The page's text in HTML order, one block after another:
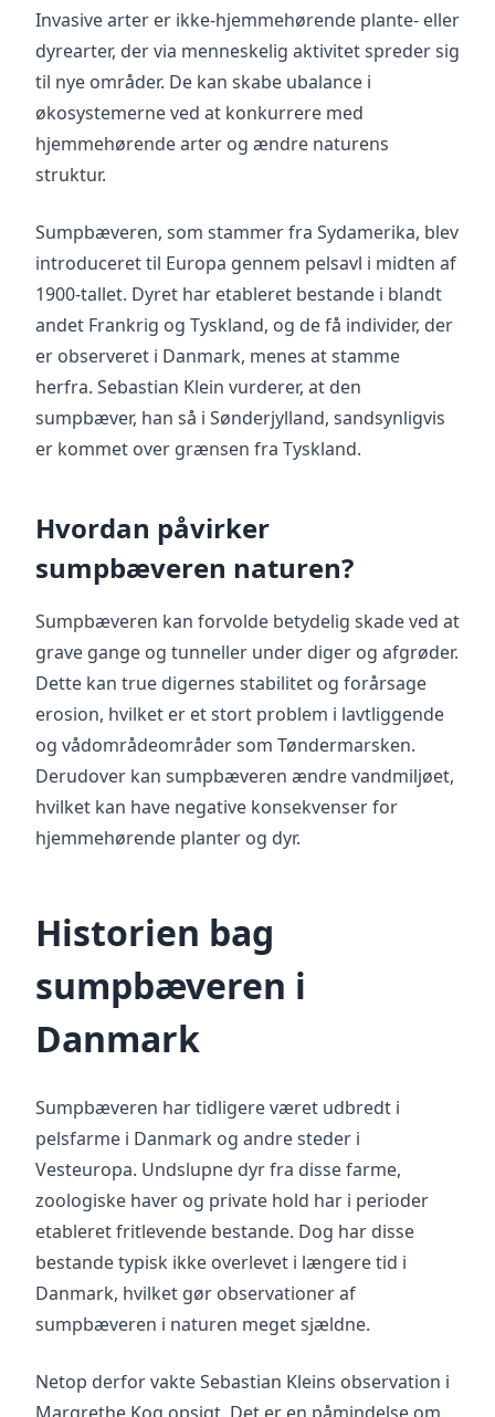
Invasive arter er ikke-hjemmehørende plante- eller
dyrearter, der via menneskelig aktivitet spreder sig
til nye områder. De kan skabe ubalance i
økosystemerne ved at konkurrere med
hjemmehørende arter og ændre naturens
struktur.
Sumpbæveren, som stammer fra Sydamerika, blev
introduceret til Europa gennem pelsavl i midten af
1900-tallet. Dyret har etableret bestande i blandt
andet Frankrig og Tyskland, og de få individer, der
er observeret i Danmark, menes at stamme
herfra. Sebastian Klein vurderer, at den
sumpbæver, han så i Sønderjylland, sandsynligvis
er kommet over grænsen fra Tyskland.
Hvordan påvirker
sumpbæveren naturen?
Sumpbæveren kan forvolde betydelig skade ved at
grave gange og tunneller under diger og afgrøder.
Dette kan true digernes stabilitet og forårsage
erosion, hvilket er et stort problem i lavtliggende
og vådområdeområder som Tøndermarsken.
Derudover kan sumpbæveren ændre vandmiljøet,
hvilket kan have negative konsekvenser for
hjemmehørende planter og dyr.
Historien bag
sumpbæveren i
Danmark
Sumpbæveren har tidligere været udbredt i
pelsfarme i Danmark og andre steder i
Vesteuropa. Undslupne dyr fra disse farme,
zoologiske haver og private hold har i perioder
etableret fritlevende bestande. Dog har disse
bestande typisk ikke overlevet i længere tid i
Danmark, hvilket gør observationer af
sumpbæveren i naturen meget sjældne.
Netop derfor vakte Sebastian Kleins observation i